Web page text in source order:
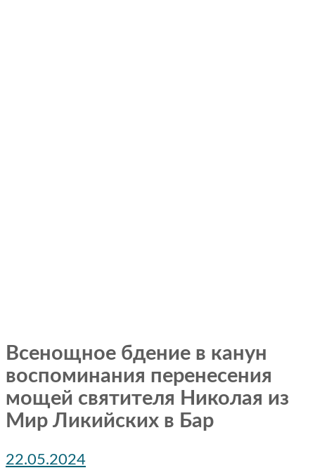
Всенощное бдение в канун
воспоминания перенесения
мощей святителя Николая из
Мир Ликийских в Бар
22.05.2024